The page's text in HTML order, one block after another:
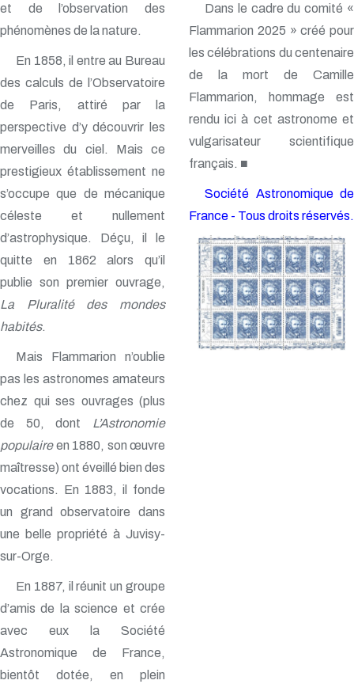
et de l’observation des
phénomènes de la nature.
En 1858, il entre au Bureau
des calculs de l’Observatoire
de Paris, attiré par la
perspective d’y découvrir les
merveilles du ciel. Mais ce
prestigieux établissement ne
s’occupe que de mécanique
céleste et nullement
d’astrophysique. Déçu, il le
quitte en 1862 alors qu’il
publie son premier ouvrage,
La Pluralité des mondes
habités.
Mais Flammarion n’oublie
pas les astronomes amateurs
chez qui ses ouvrages (plus
de 50, dont L’Astronomie
populaireen 1880, son œuvre
maîtresse) ont éveillé bien des
vocations. En 1883, il fonde
un grand observatoire dans
une belle propriété à Juvisy-
sur-Orge.
En 1887, il réunit un groupe
d’amis de la science et crée
avec eux la Société
Astronomique de France,
bientôt dotée, en plein
Dans le cadre du comité «
Flammarion 2025 » créé pour
les célébrations du centenaire
de la mort de Camille
Flammarion, hommage est
rendu ici à cet astronome et
vulgarisateur scientifique
français. ■
Société Astronomique de
France - Tous droits réservés.